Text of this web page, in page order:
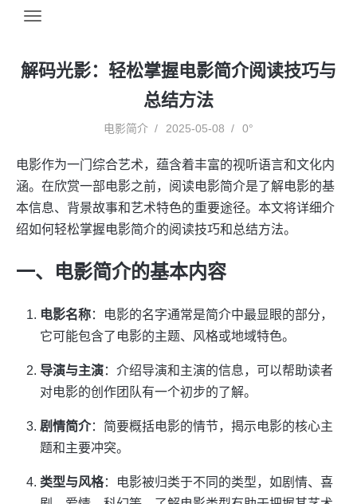
解码光影：轻松掌握电影简介阅读技巧与
总结方法
电影简介 2025-05-08 0°
电影作为一门综合艺术，蕴含着丰富的视听语言和文化内
涵。在欣赏一部电影之前，阅读电影简介是了解电影的基
本信息、背景故事和艺术特色的重要途径。本文将详细介
绍如何轻松掌握电影简介的阅读技巧和总结方法。
一、电影简介的基本内容
电影名称：电影的名字通常是简介中最显眼的部分，
它可能包含了电影的主题、风格或地域特色。
导演与主演：介绍导演和主演的信息，可以帮助读者
对电影的创作团队有一个初步的了解。
剧情简介：简要概括电影的情节，揭示电影的核心主
题和主要冲突。
类型与风格：电影被归类于不同的类型，如剧情、喜